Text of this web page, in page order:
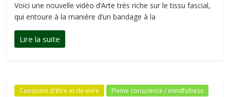
Voici une nouvelle vidéo d’Arte très riche sur le tissu fascial,
qui entoure à la manière d’un bandage à la
Conscient d'être et de vivre Pleine conscience / mindfulness